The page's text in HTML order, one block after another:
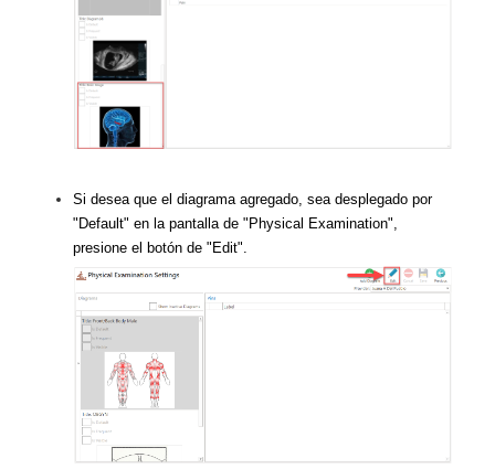
Si desea que el diagrama agregado, sea desplegado por
"Default" en la pantalla de "Physical Examination",
presione el botón de "Edit".